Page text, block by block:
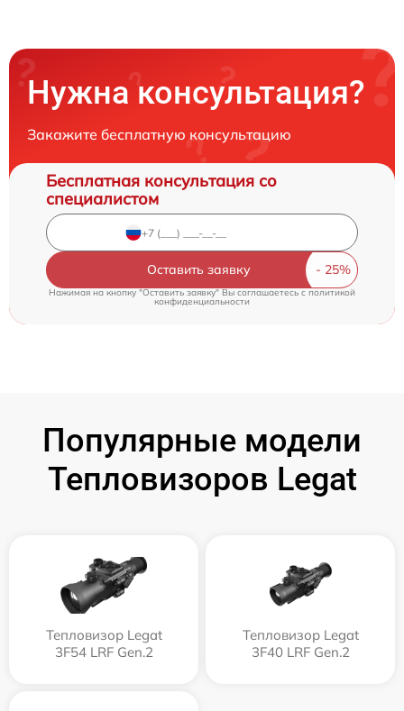
Нужна консультация?
Закажите бесплатную консультацию
Бесплатная консультация со
специалистом
Оставить заявку
Нажимая на кнопку "Оставить заявку" Вы соглашаетесь c политикой
конфиденциальности
Популярные модели
Тепловизоров Legat
Тепловизор Legat
3F54 LRF Gen.2
Тепловизор Legat
3F40 LRF Gen.2